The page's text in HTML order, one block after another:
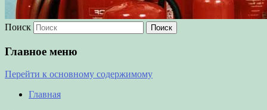
Поиск
Главное меню
Перейти к основному содержимому
Главная